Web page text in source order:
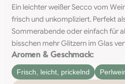
Ein leichter weißer Secco vom
frisch und unkompliziert. Perfekt
Sommerabende oder einfach für
bisschen mehr Glitzern im Glas
Aromen & Geschmack:
Frisch, leicht, prickelnd